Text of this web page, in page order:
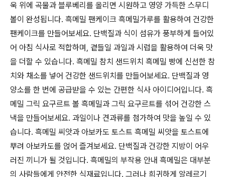
욱 위에 곡물과 블루베리를 올리면 시원하고 영양 가득한 스무디
볼이 완성됩니다. 흑메밀 팬케이크 흑메밀가루를 활용하여 건강한
팬케이크를 만들어보세요. 단백질과 식이 섬유가 풍부하게 들어있
어 아침 식사로 적합하며, 곁들일 과일과 시럽을 활용하여 더욱 맛
을 더할 수 있습니다. 흑메밀 참치 샌드위치 흑메밀 빵에 신선한 참
치와 채소를 넣어 건강한 샌드위치를 만들어보세요. 단백질과 영
양소를 한 번에 공급받을 수 있는 간편한 식사 아이디어입니다. 흑
메밀 그릭 요구르트 볼 흑메밀과 그릭 요구르트를 섞어 건강한 스
낵을 만들어보세요. 과일이나 견과류를 첨가하여 맛을 높일 수 있
습니다. 흑메밀 씨앗과 아보카도 토스트 흑메밀 씨앗을 토스트에
뿌려 아보카도를 얹어 즐겨보세요. 단백질과 건강한 지방이 어우
러진 끼니가 될 것입니다. 흑메밀의 부작용 안내 흑메밀은 대부분
의 사람들에게 안전한 식재료입니다. 그러나 희귀하게 알레르기